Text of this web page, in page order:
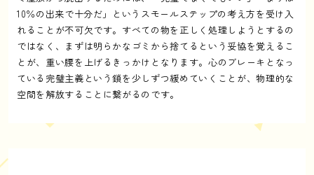
10％の出来で十分だ」というスモールステップの考え方を受け入
れることが不可欠です。すべての物を正しく処理しようとするの
ではなく、まずは明らかなゴミから捨てるという妥協を覚えるこ
とが、重い腰を上げるきっかけとなります。心のブレーキとなっ
ている完璧主義という鎖を少しずつ緩めていくことが、物理的な
空間を解放することに繋がるのです。